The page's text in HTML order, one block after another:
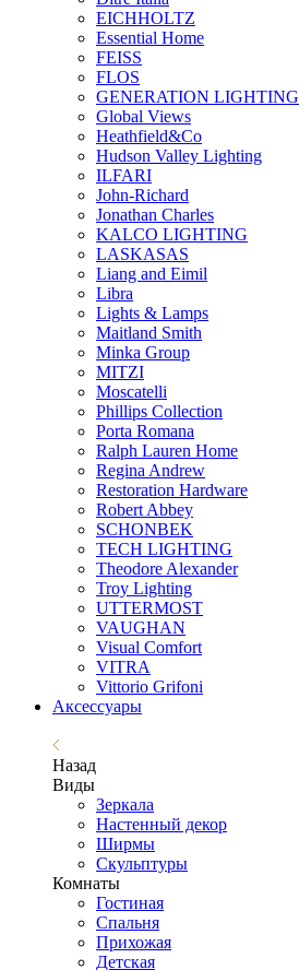
EICHHOLTZ
Essential Home
FEISS
FLOS
GENERATION LIGHTING
Global Views
Heathfield&Co
Hudson Valley Lighting
ILFARI
John-Richard
Jonathan Charles
KALCO LIGHTING
LASKASAS
Liang and Eimil
Libra
Lights & Lamps
Maitland Smith
Minka Group
MITZI
Moscatelli
Phillips Collection
Porta Romana
Ralph Lauren Home
Regina Andrew
Restoration Hardware
Robert Abbey
SCHONBEK
TECH LIGHTING
Theodore Alexander
Troy Lighting
UTTERMOST
VAUGHAN
Visual Comfort
VITRA
Vittorio Grifoni
Аксессуары
Назад
Виды
Зеркала
Настенный декор
Ширмы
Скульптуры
Комнаты
Гостиная
Спальня
Прихожая
Детская